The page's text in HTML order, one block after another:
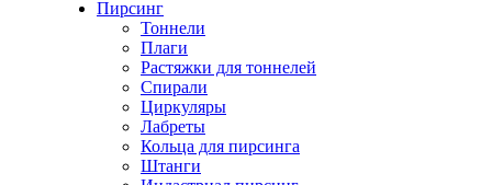
Пирсинг
Тоннели
Плаги
Растяжки для тоннелей
Спирали
Циркуляры
Лабреты
Кольца для пирсинга
Штанги